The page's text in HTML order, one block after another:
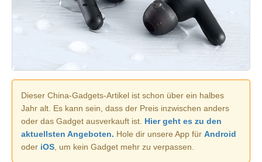
Dieser China-Gadgets-Artikel ist schon über ein halbes
Jahr alt. Es kann sein, dass der Preis inzwischen anders
oder das Gadget ausverkauft ist. Hier geht es zu den
aktuellsten Angeboten. Hole dir unsere App für Android
oder iOS , um kein Gadget mehr zu verpassen.